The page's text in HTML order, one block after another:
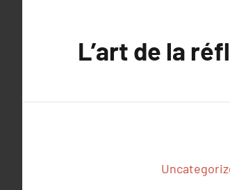
L’art de la